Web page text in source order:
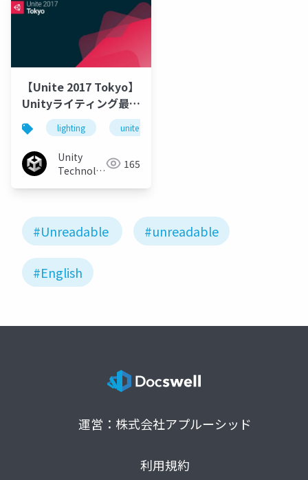
【Unite 2017 Tokyo】
Unityライティング最新
情報
lighting unite
Unity
Technologies 165
#Unreadable #unreadable
#English
運営：株式会社アプルーシッド
利用規約